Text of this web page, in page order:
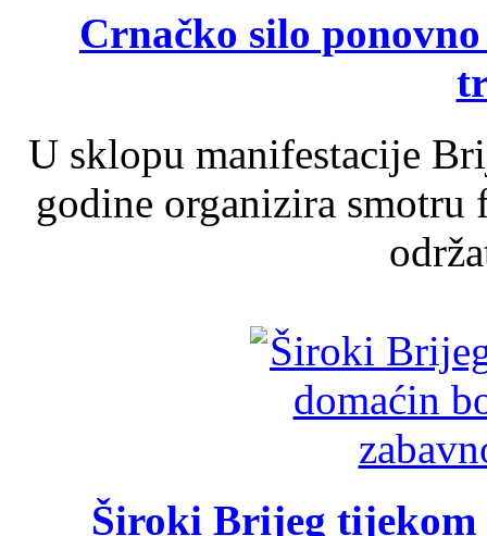
Crnačko silo
U sklopu manifestacije
godine organizira
Široki Brijeg tijekom